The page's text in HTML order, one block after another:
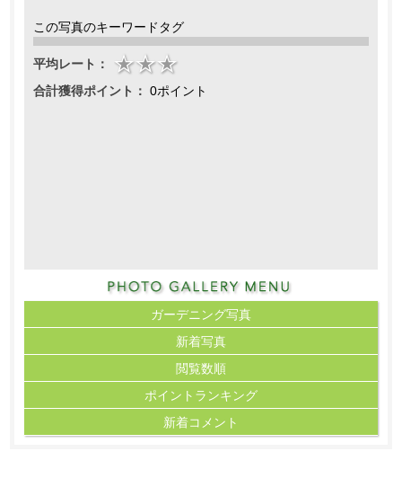
この写真のキーワードタグ
平均レート：
合計獲得ポイント： 0ポイント
ガーデニング写真
新着写真
閲覧数順
ポイント ランキング
新着コメント